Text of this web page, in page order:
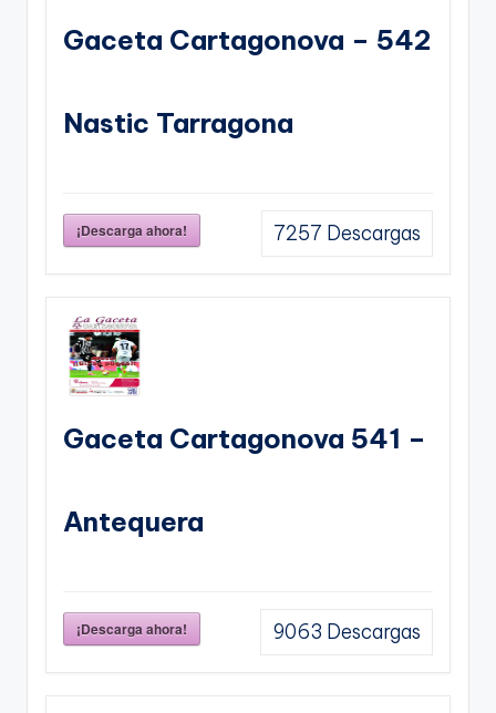
Gaceta Cartagonova – 542
Nastic Tarragona
¡Descarga ahora! 7257 Descargas
Gaceta Cartagonova 541 –
Antequera
¡Descarga ahora! 9063 Descargas